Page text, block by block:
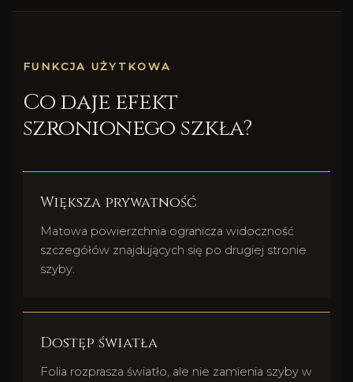
FUNKCJA UŻYTKOWA
Co daje efekt
szronionego szkła?
Większa prywatność
Matowa powierzchnia ogranicza widoczność
szczegółów znajdujących się po drugiej stronie
szyby.
Dostęp światła
Folia rozprasza światło, ale nie zamienia szyby w